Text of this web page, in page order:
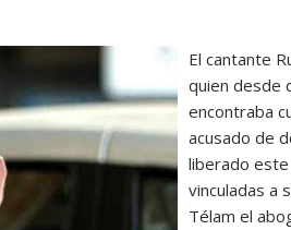
El cantante
quien desde
encontraba
acusado de
liberado
vinculadas a
Télam el